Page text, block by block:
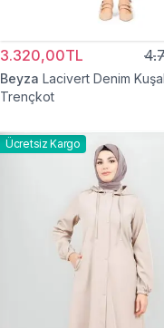
3.320,00TL
Beyza Lacivert Denim
Trençkot
Ücretsiz Kargo